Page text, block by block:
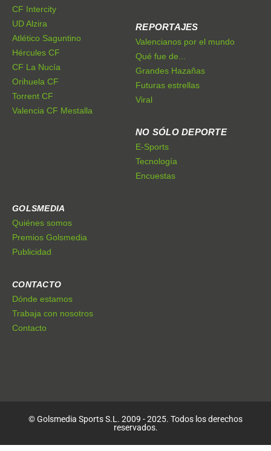
CF Intercity
UD Alzira
Atlético Saguntino
Hércules CF
CF La Nucía
Orihuela CF
Torrent CF
Valencia CF Mestalla
REPORTAJES
Valencianos por el mundo
Qué fue de...
Grandes Hazañas
Futuras estrellas
Viral
NO SÓLO DEPORTE
E-Sports
Tecnología
Encuestas
GOLSMEDIA
Quiénes somos
Premios Golsmedia
Publicidad
CONTACTO
Dónde estamos
Trabaja con nosotros
Contacto
© Golsmedia Sports S.L. 2009 - 2025. Todos los derechos
reservados.